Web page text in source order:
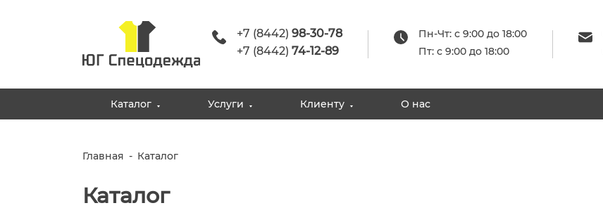
+7 (8442)98-30-78
+7 (8442)74-12-89
Пн-Чт: с 9:00 до 18:00
Пт: с 9:00 до 18:00
Каталог Услуги Клиенту О нас
Главная - Каталог
Каталог